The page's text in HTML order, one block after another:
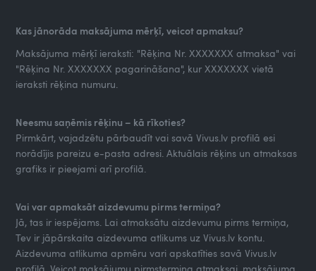
Kas jānorāda maksājuma mērķī, veicot apmaksu?
Maksājuma mērķī ieraksti: "Rēķina Nr. XXXXXXX atmaksa" vai
"Rēķina Nr. XXXXXXX pagarināšana", kur XXXXXXX vietā
ieraksti rēķina numuru.
Neesmu saņēmis rēķinu – kā rīkoties?
Pirmkārt, vajadzētu pārbaudīt vai savā Vivus.lv profilā esi
norādījis pareizu e-pasta adresi. Aktuālais rēķins un atmaksas
grafiks ir pieejami arī profilā.
Vai var apmaksāt aizdevumu pirms termiņa?
Jā, tas ir iespējams. Lai atmaksātu aizdevumu pirms termiņa,
Tev ir jāpārskaita aizdevuma atlikums uz Vivus.lv kontu.
Aizdevuma atlikuma apmēru vari apskatīties savā Vivus.lv